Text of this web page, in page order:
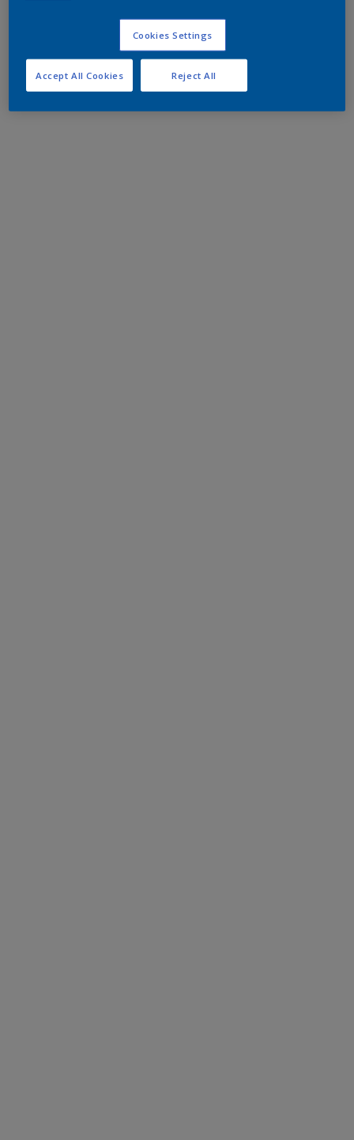
Cookies Settings
Reject All
Accept All Cookies